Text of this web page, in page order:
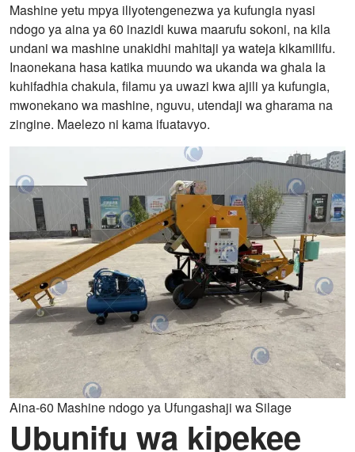
Mashine yetu mpya iliyotengenezwa ya kufungia nyasi
ndogo ya aina ya 60 inazidi kuwa maarufu sokoni, na kila
undani wa mashine unakidhi mahitaji ya wateja kikamilifu.
Inaonekana hasa katika muundo wa ukanda wa ghala la
kuhifadhia chakula, filamu ya uwazi kwa ajili ya kufungia,
mwonekano wa mashine, nguvu, utendaji wa gharama na
zingine. Maelezo ni kama ifuatavyo.
Aina-60 Mashine ndogo ya Ufungashaji wa Silage
Ubunifu wa kipekee